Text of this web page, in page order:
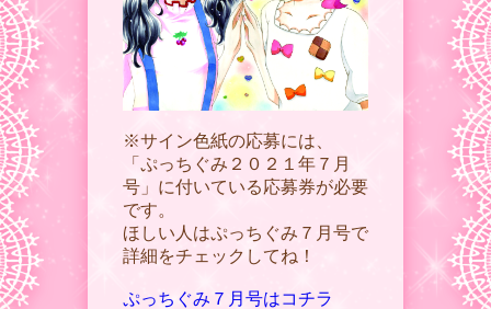
※サイン色紙の応募には、
「ぷっちぐみ２０２１年７月
号」に付いている応募券が必要
です。
ほしい人はぷっちぐみ７月号で
詳細をチェックしてね！
ぷっちぐみ７月号はコチラ